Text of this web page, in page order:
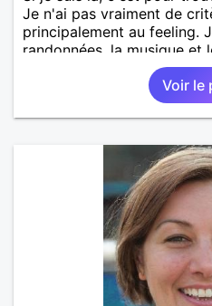
Je n'ai pas vraiment de
principalement au feeling.
randonnées, la musique et
Voir le